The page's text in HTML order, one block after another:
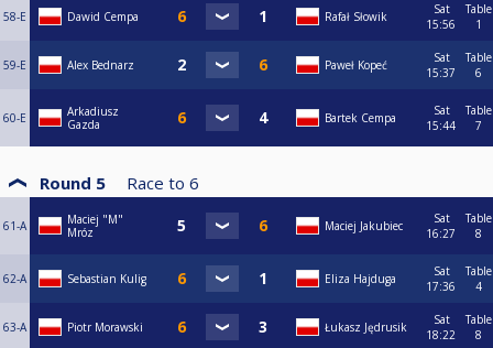
58-E Dawid Cempa Rafał Słowik
Sat
15:56
Table
1
59-E Alex Bednarz Paweł Kopeć
Sat
15:37
Table
6
60-E
Arkadiusz
Gazda
Bartek Cempa
Sat
15:44
Table
7
Round 5 Race to 6
61-A
Maciej "M"
Mróz
Maciej Jakubiec
Sat
16:27
Table
8
62-A Sebastian Kulig Eliza Hajduga
Sat
17:36
Table
4
63-A Piotr Morawski Łukasz Jędrusik
Sat
18:22
Table
8